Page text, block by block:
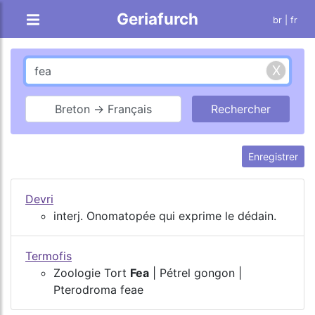
Geriafurch br | fr
Breton → Français
Enregistrer
Devri
interj. Onomatopée qui exprime le dédain.
Termofis
Zoologie Tort Fea | Pétrel gongon |
Pterodroma feae